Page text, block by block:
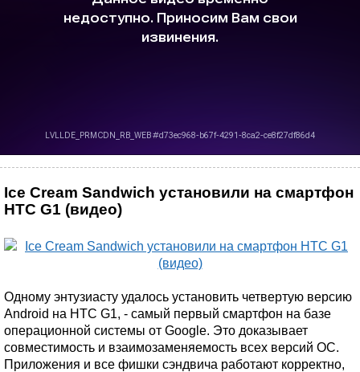
Ice Cream Sandwich установили на смартфон
HTC G1 (видео)
Одному энтузиасту удалось установить четвертую версию
Android на HTC G1, - самый первый смартфон на базе
операционной системы от Google. Это доказывает
совместимость и взаимозаменяемость всех версий ОС.
Приложения и все фишки сэндвича работают корректно,